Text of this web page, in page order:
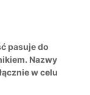
pasuje do
Nazwy
w celu